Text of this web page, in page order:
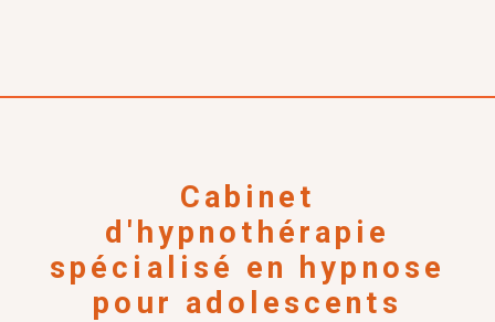
Cabinet
d'hypnothérapie
spécialisé en hypnose
pour adolescents